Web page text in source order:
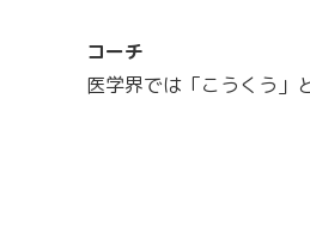
コーチ
医学界では「こうくう」